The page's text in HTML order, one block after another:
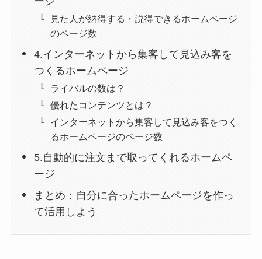
見た人が納得する・説得できるホームページ
のページ数
4.インターネットから集客して見込み客を
つくるホームページ
ライバルの数は？
優れたコンテンツとは？
インターネットから集客して見込み客をつく
るホームページのページ数
5.自動的に注文まで取ってくれるホームペ
ージ
まとめ：自分に合ったホームページを作っ
て活用しよう